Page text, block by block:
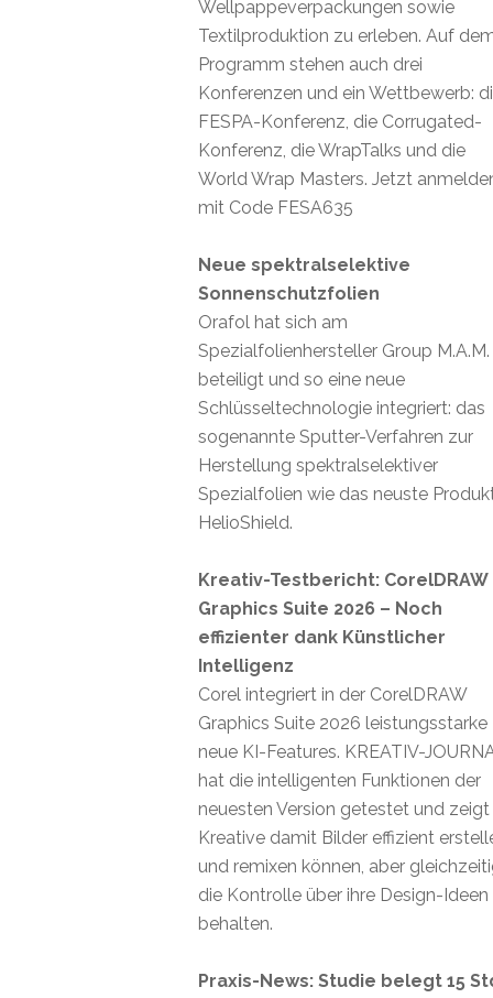
Wellpappeverpackungen sowie
Textilproduktion zu erleben. Auf
Programm stehen auch drei
Konferenzen und ein Wettbewerb:
FESPA-Konferenz, die Corrugated-
Konferenz, die WrapTalks und die
World Wrap Masters. Jetzt
mit Code FESA635
Neue spektralselektive
Sonnenschutzfolien
Orafol hat sich am
Spezialfolienhersteller Group M.A.M.
beteiligt und so eine neue
Schlüsseltechnologie integriert: das
sogenannte Sputter-Verfahren zur
Herstellung spektralselektiver
Spezialfolien wie das neuste
HelioShield.
Kreativ-Testbericht: CorelDRAW
Graphics Suite 2026 – Noch
effizienter dank Künstlicher
Intelligenz
Corel integriert in der CorelDRAW
Graphics Suite 2026 leistungsstarke
neue KI-Features. KREATIV-
hat die intelligenten Funktionen der
neuesten Version getestet und
Kreative damit Bilder effizient
und remixen können, aber
die Kontrolle über ihre Design-Ideen
behalten.
Praxis-News: Studie belegt 15